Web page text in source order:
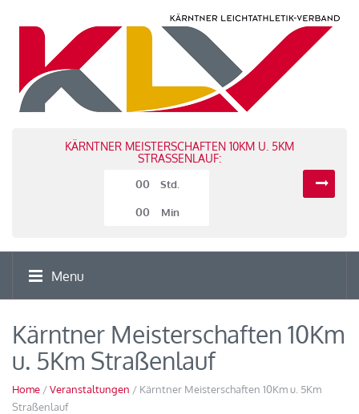
KÄRNTNER MEISTERSCHAFTEN 10KM U. 5KM
STRASSENLAUF:
00
Std.
00 Min
Menu
Kärntner Meisterschaften 10Km
u. 5Km Straßenlauf
Home /Veranstaltungen / Kärntner Meisterschaften 10Km u. 5Km
Straßenlauf